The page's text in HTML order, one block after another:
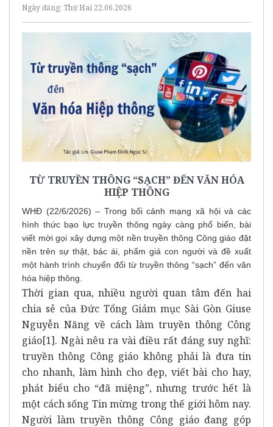
Ngày đăng: Thứ Hai 22.06.2026
TỪ TRUYỀN THÔNG “SẠCH” ĐẾN VĂN HÓA
HIỆP THÔNG
WHĐ (22/6/2026) – Trong bối cảnh mạng xã hội và các
hình thức bạo lực truyền thông ngày càng phổ biến, bài
viết mời gọi xây dựng một nền truyền thông Công giáo đặt
nền trên sự thật, bác ái, phẩm giá con người và đề xuất
một hành trình chuyển đổi từ truyền thông “sạch” đến văn
hóa hiệp thông.
Thời gian qua, nhiều người quan tâm đến hai
chia sẻ của Đức Tổng Giám mục Sài Gòn Giuse
Nguyễn Năng về cách làm truyền thông Công
giáo[1]. Ngài nêu ra vài điều rất đáng suy nghĩ:
truyền thông Công giáo không phải là đưa tin
cho nhanh, làm hình cho đẹp, viết bài cho hay,
phát biểu cho “đã miệng”, nhưng trước hết là
một cách sống Tin mừng trong thế giới hôm nay.
Người làm truyền thông Công giáo đang góp